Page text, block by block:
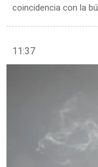
coincidencia con la
11:37